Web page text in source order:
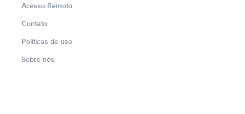
Acesso Remoto
Contato
Políticas de uso
Sobre nós